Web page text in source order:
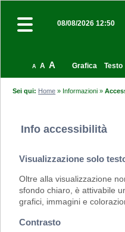
08/08/2026 12:50
A A A Grafica Testo
Sei qui: Home » Informazioni »
Info accessibilità
Visualizzazione solo
Oltre alla visualizzazione
sfondo chiaro, è attivabile
grafici, immagini e
Contrasto